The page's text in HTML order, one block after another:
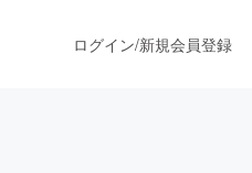
ログイン/新規会員登録